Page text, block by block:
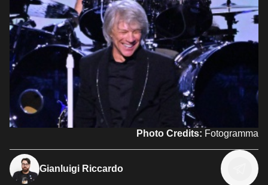
Photo Credits: Fotogramma
Gianluigi Riccardo